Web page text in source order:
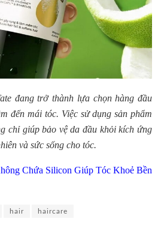
đang trở thành lựa chọn hàng đầu
đến mái tóc. Việc sử dụng sản phẩm
chỉ giúp bảo vệ da đầu khỏi kích ứng
và sức sống cho tóc.
Chứa Silicon Giúp Tóc Khoẻ Bền
hair haircare